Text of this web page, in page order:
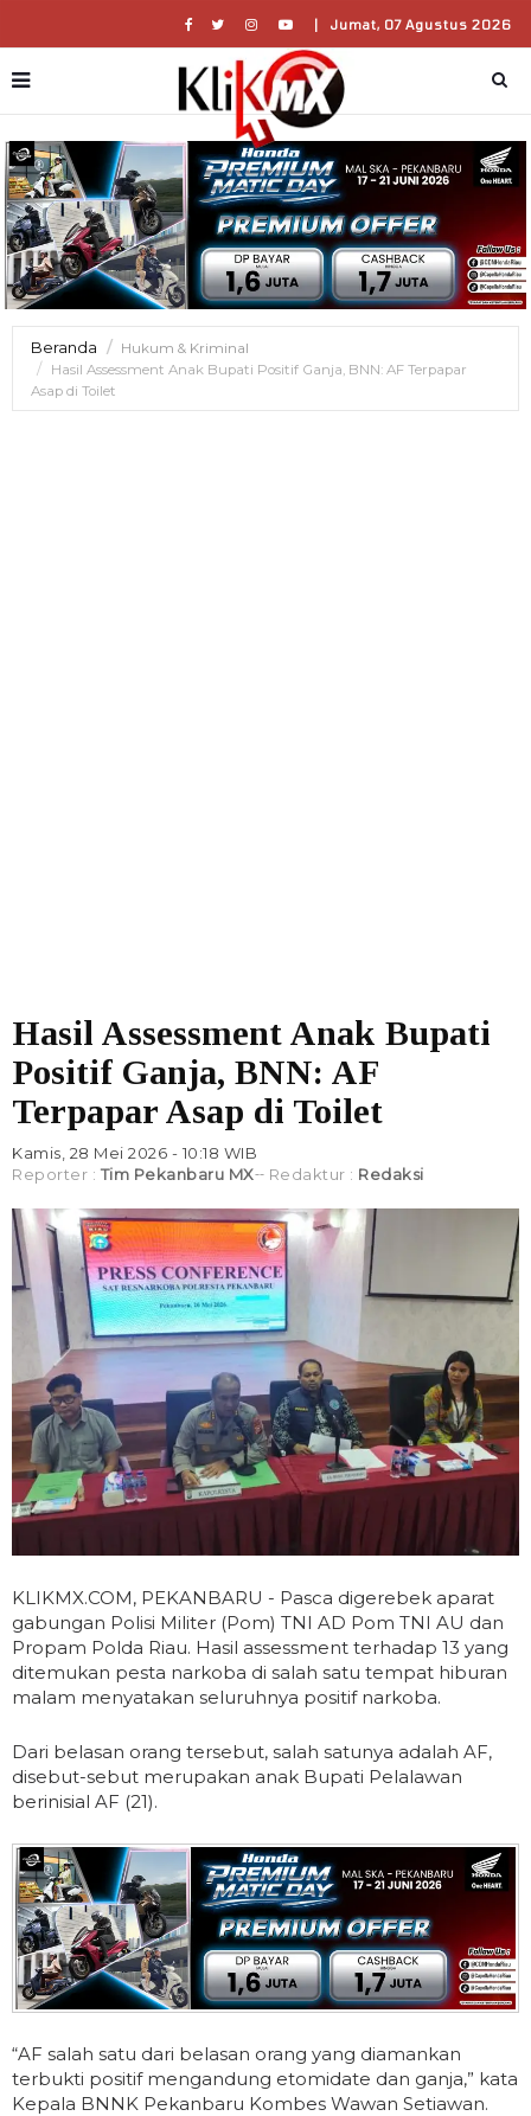
| Jumat, 07 Agustus 2026
Beranda
Hukum & Kriminal
Hasil Assessment Anak Bupati Positif Ganja, BNN: AF Terpapar
Asap di Toilet
Hasil Assessment Anak Bupati
Positif Ganja, BNN: AF
Terpapar Asap di Toilet
Kamis, 28 Mei 2026 - 10:18 WIB
Reporter : Tim Pekanbaru MX Redaktur : Redaksi
KLIKMX.COM, PEKANBARU - Pasca digerebek aparat
gabungan Polisi Militer (Pom) TNI AD Pom TNI AU dan
Propam Polda Riau. Hasil assessment terhadap 13 yang
ditemukan pesta narkoba di salah satu tempat hiburan
malam menyatakan seluruhnya positif narkoba.
Dari belasan orang tersebut, salah satunya adalah AF,
disebut-sebut merupakan anak Bupati Pelalawan
berinisial AF (21).
“AF salah satu dari belasan orang yang diamankan
terbukti positif mengandung etomidate dan ganja,” kata
Kepala BNNK Pekanbaru Kombes Wawan Setiawan.